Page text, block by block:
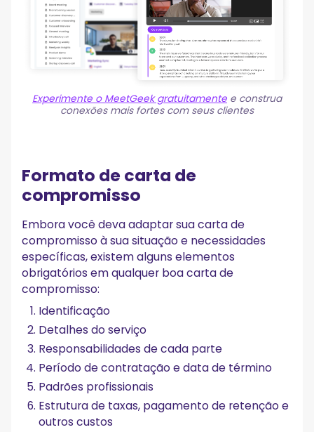
Experimente o MeetGeek gratuitamente e construa
conexões mais fortes com seus clientes
Formato de carta de
compromisso
Embora você deva adaptar sua carta de
compromisso à sua situação e necessidades
específicas, existem alguns elementos
obrigatórios em qualquer boa carta de
compromisso:
Identificação
Detalhes do serviço
Responsabilidades de cada parte
Período de contratação e data de término
Padrões profissionais
Estrutura de taxas, pagamento de retenção e
outros custos